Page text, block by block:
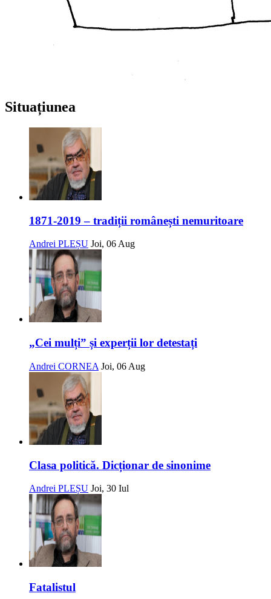
Situațiunea
1871-2019 – tradiții românești nemuritoare
Andrei PLEȘU Joi, 06 Aug
„Cei mulți” și experții lor detestați
Andrei CORNEA Joi, 06 Aug
Clasa politică. Dicționar de sinonime
Andrei PLEȘU Joi, 30 Iul
Fatalistul